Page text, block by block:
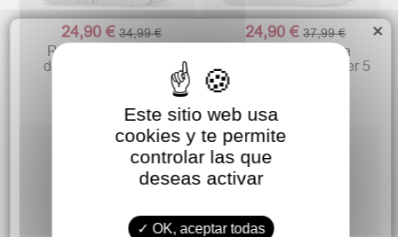
24,90 € 34,99 €
REEBOK Zapatilla
deportiva niño Rush
24,90 € 37,99 €
REEBOK Zapatilla
deportiva Rush Runner 5
×
Este sitio web usa
cookies y te permite
controlar las que
deseas activar
OK, aceptar todas